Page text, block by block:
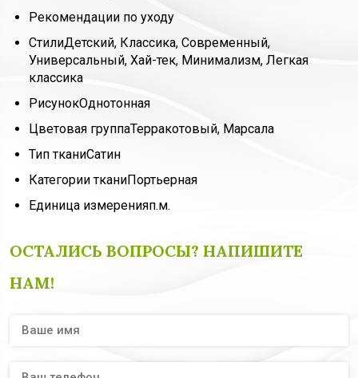
Рекомендации по уходу
СтилиДетский, Классика, Современный,
Универсальный, Хай-тек, Минимализм, Легкая
классика
РисунокОднотонная
Цветовая группаТерракотовый, Марсала
Тип тканиСатин
Категории тканиПортьерная
Единица измеренияп.м.
ОСТАЛИСЬ ВОПРОСЫ? НАПИШИТЕ
НАМ!